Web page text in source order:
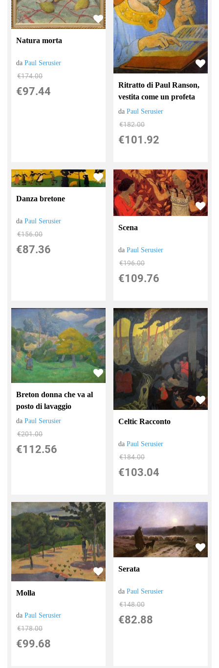
Natura morta
daPaul Serusier
€174.00
€97.44
Ritratto di Paul Ranson,
vestita come un profeta
daPaul Serusier
€182.00
€101.92
Danza bretone
daPaul Serusier
€156.00
€87.36
Scena
daPaul Serusier
€196.00
€109.76
Breton donna che va al
posto di lavaggio
daPaul Serusier
€201.00
€112.56
Celtic Racconto
daPaul Serusier
€184.00
€103.04
Molla
daPaul Serusier
€178.00
€99.68
Serata
daPaul Serusier
€148.00
€82.88